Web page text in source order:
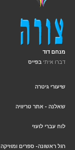
מנחם דוד
דברו איתי בפייס
שיעורי גיטרה
שאלנה - אתר טריוויה
לוח עברי לועזי
רגל ראשונה- ספרים ומוזיקה